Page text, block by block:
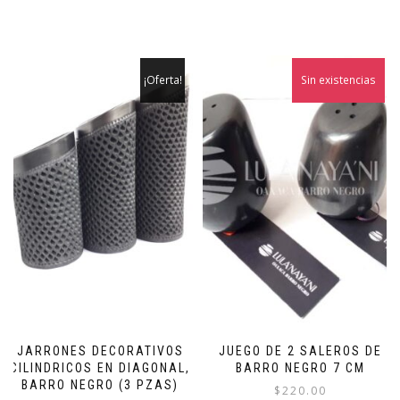
JARRONES DECORATIVOS
CILINDRICOS EN DIAGONAL,
BARRO NEGRO (3 PZAS)
¡Oferta!
JUEGO DE 2 SALEROS DE
BARRO NEGRO 7 CM
$220.00
Sin existencias